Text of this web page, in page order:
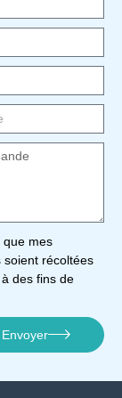
que mes
soient récoltées
des fins de
Envoyer